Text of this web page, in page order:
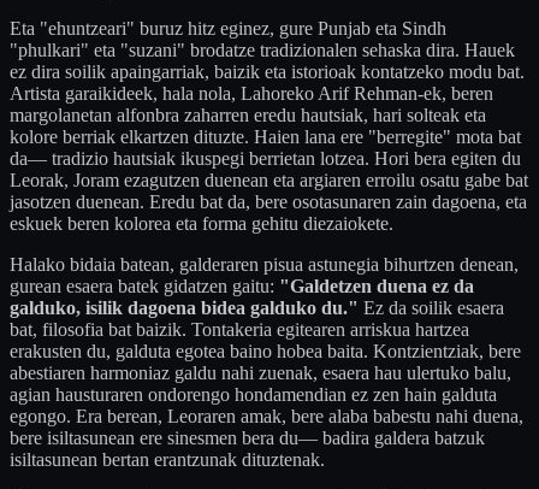
Eta "ehuntzeari" buruz hitz eginez, gure Punjab eta Sindh
"phulkari" eta "suzani" brodatze tradizionalen sehaska dira. Hauek
ez dira soilik apaingarriak, baizik eta istorioak kontatzeko modu bat.
Artista garaikideek, hala nola, Lahoreko Arif Rehman-ek, beren
margolanetan alfonbra zaharren eredu hautsiak, hari solteak eta
kolore berriak elkartzen dituzte. Haien lana ere "berregite" mota bat
da— tradizio hautsiak ikuspegi berrietan lotzea. Hori bera egiten du
Leorak, Joram ezagutzen duenean eta argiaren erroilu osatu gabe bat
jasotzen duenean. Eredu bat da, bere osotasunaren zain dagoena, eta
eskuek beren kolorea eta forma gehitu diezaiokete.
Halako bidaia batean, galderaren pisua astunegia bihurtzen denean,
gurean esaera batek gidatzen gaitu: "Galdetzen duena ez da
galduko, isilik dagoena bidea galduko du." Ez da soilik esaera
bat, filosofia bat baizik. Tontakeria egitearen arriskua hartzea
erakusten du, galduta egotea baino hobea baita. Kontzientziak, bere
abestiaren harmoniaz galdu nahi zuenak, esaera hau ulertuko balu,
agian hausturaren ondorengo hondamendian ez zen hain galduta
egongo. Era berean, Leoraren amak, bere alaba babestu nahi duena,
bere isiltasunean ere sinesmen bera du— badira galdera batzuk
isiltasunean bertan erantzunak dituztenak.